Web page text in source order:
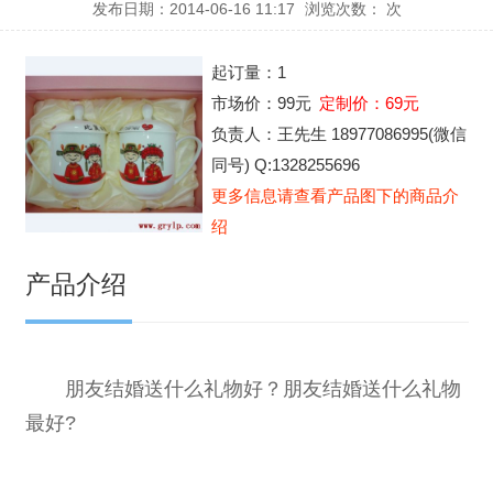
发布日期：2014-06-16 11:17 浏览次数： 次
起订量： 1
市场价： 99元 定制价：69元
负责人： 王先生 18977086995(微信
同号) Q:1328255696
更多信息请查看产品图下的商品介
绍
产品介绍
朋友结婚送什么礼物好？朋友结婚送什么礼物
最好?